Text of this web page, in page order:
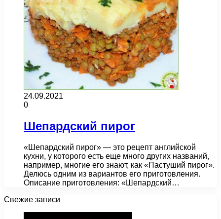
24.09.2021
0
Шепардский пирог
«Шепардский пирог» — это рецепт английской
кухни, у которого есть еще много других названий,
например, многие его знают, как «Пастуший пирог».
Делюсь одним из вариантов его приготовления.
Описание приготовления: «Шепардский…
Свежие записи